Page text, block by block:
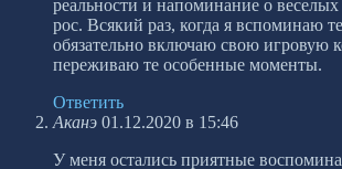
реальности и напоминание о веселых
рос. Всякий раз, когда я вспоминаю
обязательно включаю свою игровую
переживаю те особенные моменты.
Ответить
Аканэ 01.12.2020 в 15:46
У меня остались приятные